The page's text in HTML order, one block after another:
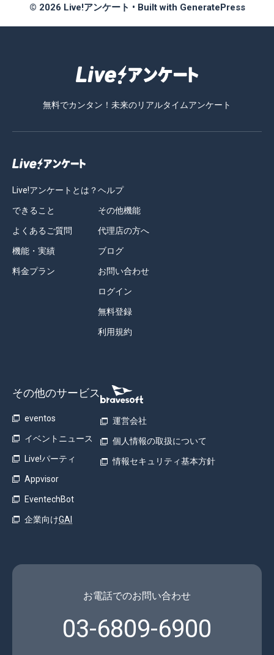
© 2026 Live!アンケート • Built with GeneratePress
無料でカンタン！未来のリアルタイムアンケート
Live!アンケートとは？
できること
よくあるご質問
機能・実績
料金プラン
ヘルプ
その他機能
代理店の方へ
ブログ
お問い合わせ
ログイン
無料登録
利用規約
その他のサービス
eventos
イベントニュース
Live!パーティ
Appvisor
EventechBot
企業向けGAI
運営会社
個人情報の取扱について
情報セキュリティ基本方針
お電話でのお問い合わせ
03-6809-6900